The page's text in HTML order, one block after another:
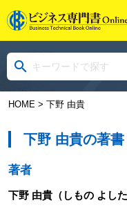
HOME> 下野 由貴
下野 由貴の著書
著者
下野 由貴（しもの よした